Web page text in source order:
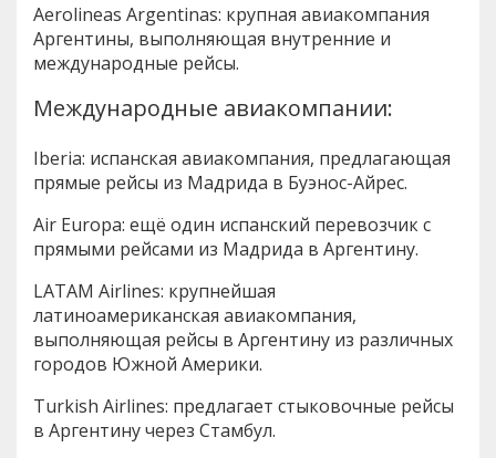
Aerolineas Argentinas: крупная авиакомпания
Аргентины, выполняющая внутренние и
международные рейсы.
Международные авиакомпании:
Iberia: испанская авиакомпания, предлагающая
прямые рейсы из Мадрида в Буэнос-Айрес.
Air Europa: ещё один испанский перевозчик с
прямыми рейсами из Мадрида в Аргентину.
LATAM Airlines: крупнейшая
латиноамериканская авиакомпания,
выполняющая рейсы в Аргентину из различных
городов Южной Америки.
Turkish Airlines: предлагает стыковочные рейсы
в Аргентину через Стамбул.